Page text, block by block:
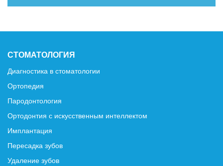
СТОМАТОЛОГИЯ
Диагностика в стоматологии
Ортопедия
Пародонтология
Ортодонтия с искусственным интеллектом
Имплантация
Пересадка зубов
Удаление зубов